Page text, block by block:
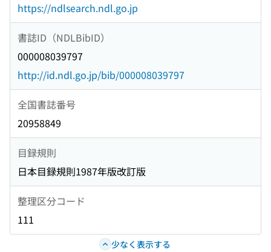
https://ndlsearch.ndl.go.jp
書誌ID（NDLBibID）
000008039797
http://id.ndl.go.jp/bib/000008039797
全国書誌番号
20958849
目録規則
日本目録規則1987年版改訂版
整理区分コード
111
少なく表示する